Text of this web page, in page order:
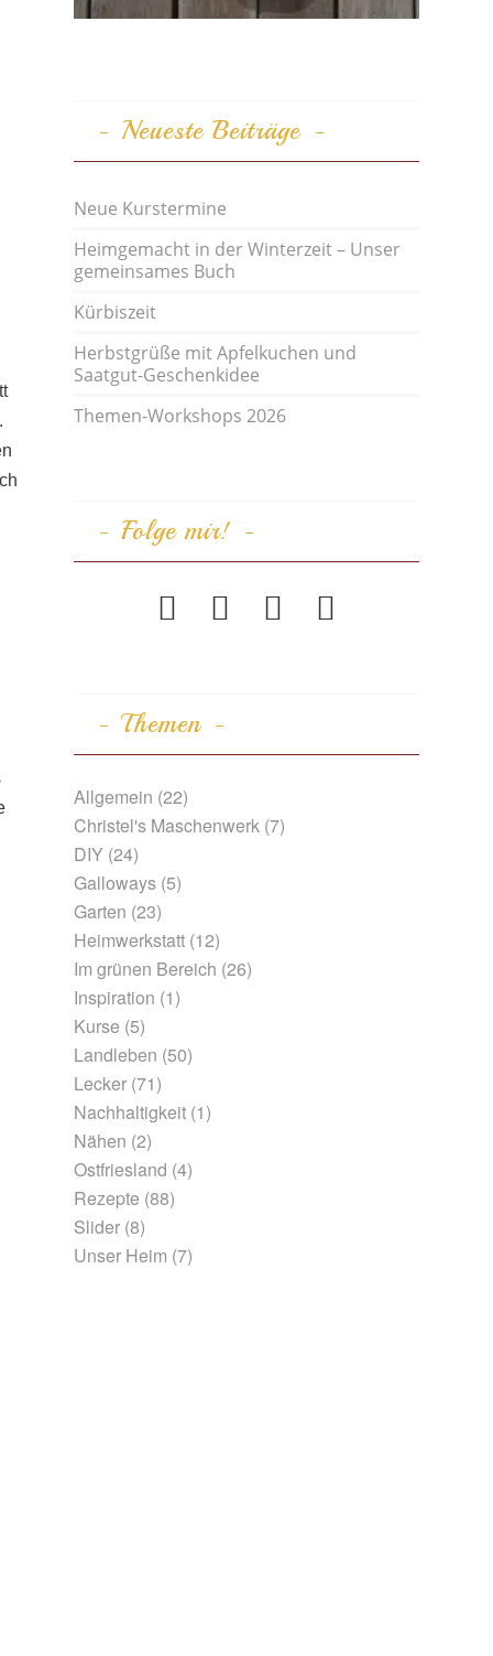
Neueste Beiträge
Neue Kurstermine
Heimgemacht in der Winterzeit – Unser
gemeinsames Buch
Kürbiszeit
Herbstgrüße mit Apfelkuchen und
Saatgut-Geschenkidee
Themen-Workshops 2026
Folge mir!
Themen
Allgemein (22)
Christel's Maschenwerk(7)
DIY(24)
Galloways(5)
Garten (23)
Heimwerkstatt(12)
Im grünen Bereich (26)
Inspiration (1)
Kurse (5)
Landleben (50)
Lecker(71)
Nachhaltigkeit(1)
Nähen (2)
Ostfriesland (4)
Rezepte (88)
Slider(8)
Unser Heim (7)